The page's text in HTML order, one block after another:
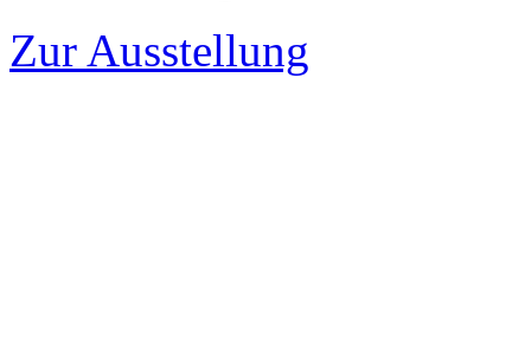
Zur Ausstellung